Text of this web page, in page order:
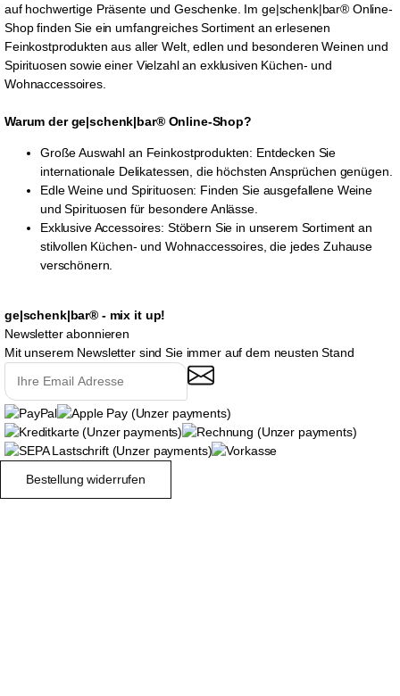
auf hochwertige Präsente und Geschenke. Im ge|schenk|bar® Online-
Shop finden Sie ein umfangreiches Sortiment an erlesenen
Feinkostprodukten aus aller Welt, edlen und besonderen Weinen und
Spirituosen sowie einer Vielzahl an exklusiven Küchen- und
Wohnaccessoires.
Warum der ge|schenk|bar® Online-Shop?
Große Auswahl an Feinkostprodukten: Entdecken Sie
internationale Delikatessen, die höchsten Ansprüchen genügen.
Edle Weine und Spirituosen: Finden Sie ausgefallene Weine
und Spirituosen für besondere Anlässe.
Exklusive Accessoires: Stöbern Sie in unserem Sortiment an
stilvollen Küchen- und Wohnaccessoires, die jedes Zuhause
verschönern.
ge|schenk|bar® - mix it up!
Newsletter abonnieren
Mit unserem Newsletter sind Sie immer auf dem neusten Stand
Bestellung widerrufen